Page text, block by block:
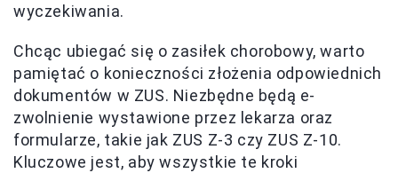
wyczekiwania.
Chcąc ubiegać się o zasiłek chorobowy, warto
pamiętać o konieczności złożenia odpowiednich
dokumentów w ZUS. Niezbędne będą e-
zwolnienie wystawione przez lekarza oraz
formularze, takie jak ZUS Z-3 czy ZUS Z-10.
Kluczowe jest, aby wszystkie te kroki